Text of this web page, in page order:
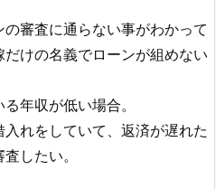
審査に通らない事がわかって
けの名義でローンが組めない
年収が低い場合。
れをしていて、返済が遅れた
したい。